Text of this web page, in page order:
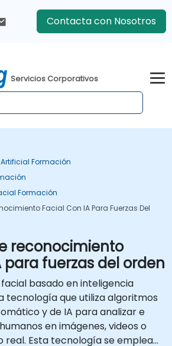
Contacta con Nosotros
Servicios Corporativos
Formación
Formación
Facial Con IA Para Fuerzas Del
reconocimiento
para fuerzas del orden
basado en inteligencia
tecnología que utiliza algoritmos
y de IA para analizar e
en imágenes, videos o
real. Esta tecnología se emplea